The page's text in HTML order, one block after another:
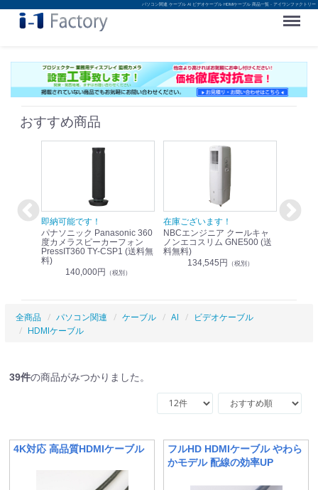
パソコン関連 ケーブル AI ビデオケーブル HDMIケーブル 商品一覧 - アイワンファクトリー
Menu
おすすめ商品
即納可能です！
パナソニック Panasonic 360
度カメラスピーカーフォン
PressIT360 TY-CSP1 (送料無
料)
140,000円 （税別）
在庫ございます！
NBCエンジニア クールキャ
ノンエコスリム GNE500 (送
料無料)
134,545円 （税別）
即納可
全商品 パソコン関連 ケーブル AI
ビデオケーブル
HDMIケーブル
39件の商品がみつかりました。
4K対応 高品質HDMIケーブル
フルHD HDMIケーブル やわら
かモデル 配線の効率UP